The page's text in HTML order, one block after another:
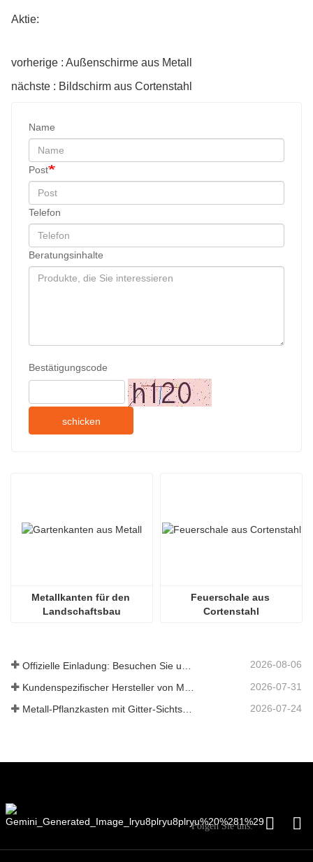
Aktie:
vorherige : Außenschirme aus Metall
nächste : Bildschirm aus Cortenstahl
Name
Post
Telefon
Beratungsinhalte
Bestätigungscode
schicken
Metallkanten für den
Landschaftsbau
Feuerschale aus
Cortenstahl
2026-08-06
2026-07-31
2026-07-24
Folgen Sie uns: